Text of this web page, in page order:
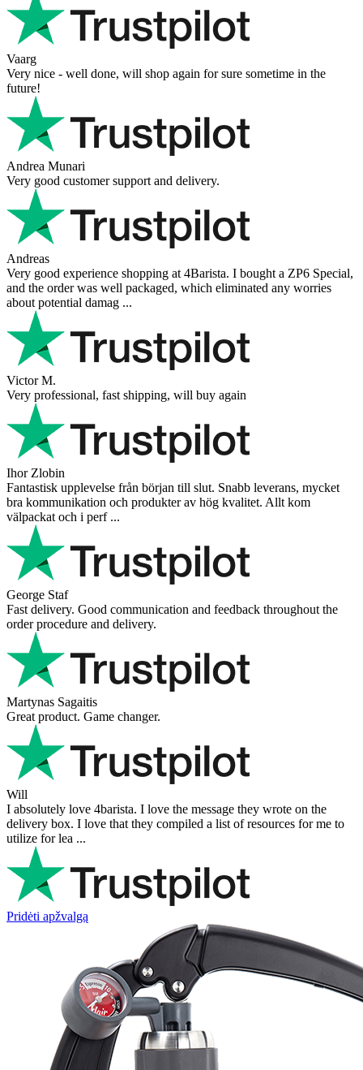
Vaarg
Very nice - well done, will shop again for sure sometime in the
future!
Andrea Munari
Very good customer support and delivery.
Andreas
Very good experience shopping at 4Barista. I bought a ZP6 Special,
and the order was well packaged, which eliminated any worries
about potential damag ...
Victor M.
Very professional, fast shipping, will buy again
Ihor Zlobin
Fantastisk upplevelse från början till slut. Snabb leverans, mycket
bra kommunikation och produkter av hög kvalitet. Allt kom
välpackat och i perf ...
George Staf
Fast delivery. Good communication and feedback throughout the
order procedure and delivery.
Martynas Sagaitis
Great product. Game changer.
Will
I absolutely love 4barista. I love the message they wrote on the
delivery box. I love that they compiled a list of resources for me to
utilize for lea ...
Pridėti apžvalgą